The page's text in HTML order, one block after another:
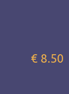
€ 8.50